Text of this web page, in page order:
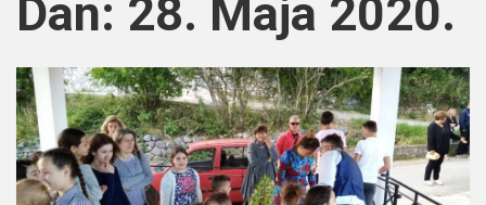
Dan: 28. Maja 2020.